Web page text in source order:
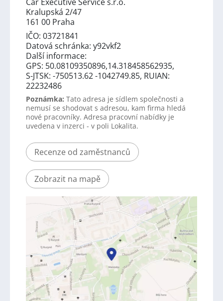
Kralupská 2/47
161 00 Praha
IČO: 03721841
Datová schránka: y92vkf2
Další informace:
GPS: 50.08109350896,14.318458562935,
S-JTSK: -750513.62 -1042749.85, RUIAN:
22232486
Poznámka: Tato adresa je sídlem společnosti a
nemusí se shodovat s adresou, kam firma hledá
nové pracovníky. Adresa pracovní nabídky je
uvedena v inzerci - v poli Lokalita.
Recenze od zaměstnanců
Zobrazit na mapě